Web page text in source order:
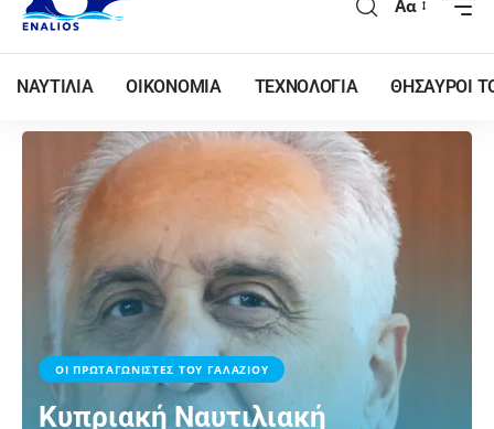
Αα
ΝΑΥΤΙΛΙΑ ΟΙΚΟΝΟΜΙΑ ΤΕΧΝΟΛΟΓΙΑ ΘΗΣΑΥΡΟΙ
ΟΙ ΠΡΩΤΑΓΩΝΙΣΤΕΣ ΤΟΥ ΓΑΛΑΖΙΟΥ
Κυπριακή Ναυτιλιακή